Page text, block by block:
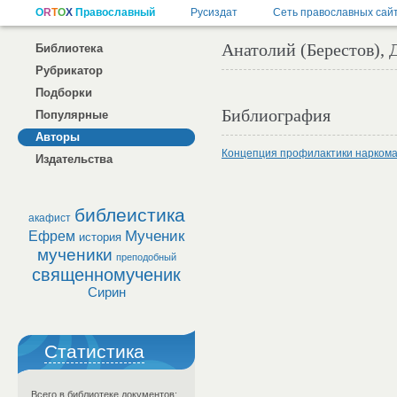
Библиотека
Рубрикатор
Подборки
Популярные
Авторы
Издательства
акафист библеистика
Ефрем история Мученик
мученики преподобный
священномученик
Сирин
Статистика
Всего в библиотеке документов:
Анатолий (Берестов),
Библиография
Концепция профилактики